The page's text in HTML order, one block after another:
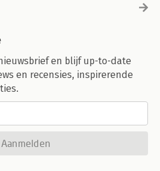
en blijf up-to-date
en recensies, inspirerende
Aanmelden